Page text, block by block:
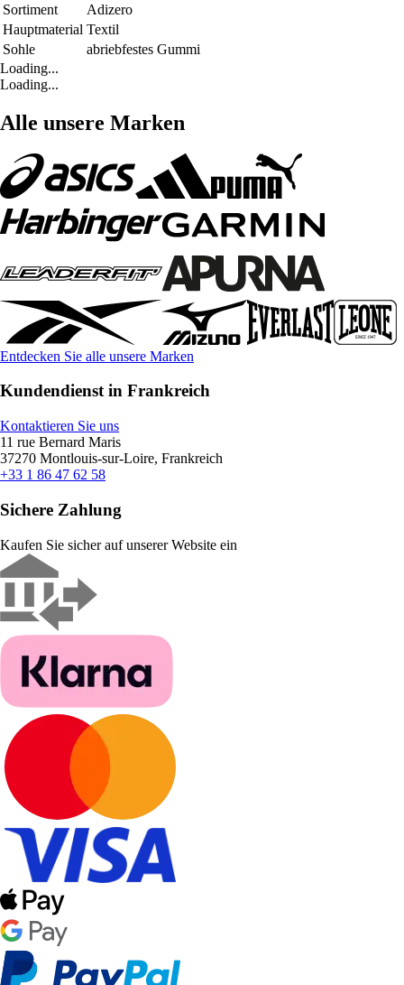
Sortiment
Adizero
Hauptmaterial Textil
Sohle
abriebfestes Gummi
Loading...
Loading...
Alle unsere Marken
Entdecken Sie alle unsere Marken
Kundendienst in Frankreich
Kontaktieren Sie uns
11 rue Bernard Maris
37270 Montlouis-sur-Loire, Frankreich
+33 1 86 47 62 58
Sichere Zahlung
Kaufen Sie sicher auf unserer Website ein